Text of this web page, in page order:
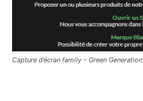
Capture d’écran family – Green Generation